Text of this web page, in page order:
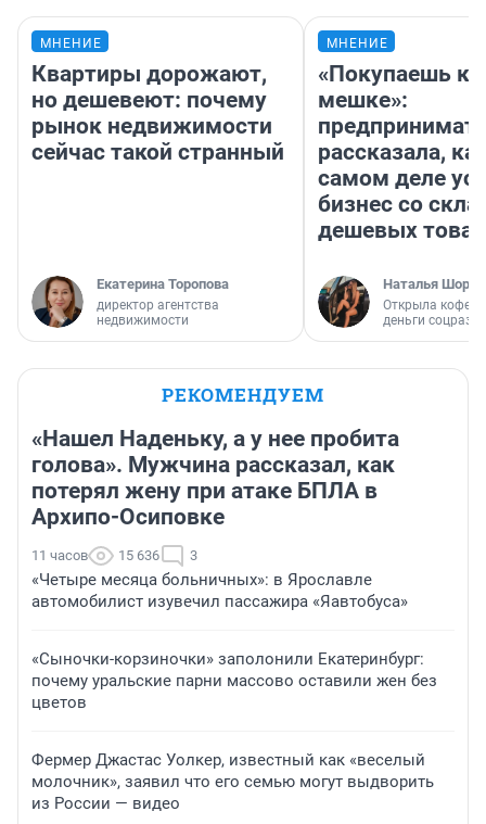
МНЕНИЕ
Квартиры дорожают,
но дешевеют: почему
рынок недвижимости
сейчас такой странный
Екатерина Торопова
директор агентства
недвижимости
МНЕНИЕ
«Покупаешь
мешке»:
рассказала,
самом деле
бизнес со
дешевых
Наталья
Открыла
деньги
РЕКОМЕНДУЕМ
«Нашел Наденьку, а у нее пробита
голова». Мужчина рассказал, как
потерял жену при атаке БПЛА в
Архипо-Осиповке
11 часов 15 636 3
«Четыре месяца больничных»: в Ярославле
автомобилист изувечил пассажира «Яавтобуса»
«Сыночки-корзиночки» заполонили Екатеринбург:
почему уральские парни массово оставили жен без
цветов
Фермер Джастас Уолкер, известный как «веселый
молочник», заявил что его семью могут выдворить
из России — видео